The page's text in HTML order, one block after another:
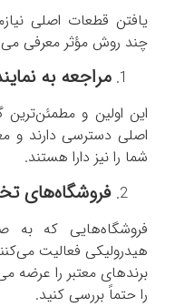
یافتن قطعات اصلی
چند روش مؤثر معرفی
مراجعه به
این اولین و
اصلی دسترسی دارند و
شما را نیز دارا هستند.
فروشگاه‌های
فروشگاه‌هایی که
هیدرولیکی فعالیت
برندهای معتبر را عرضه
را حتماً بررسی کنید.